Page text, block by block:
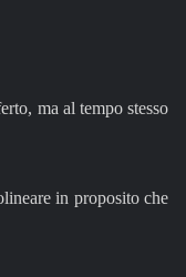
ma al tempo stesso
in proposito che